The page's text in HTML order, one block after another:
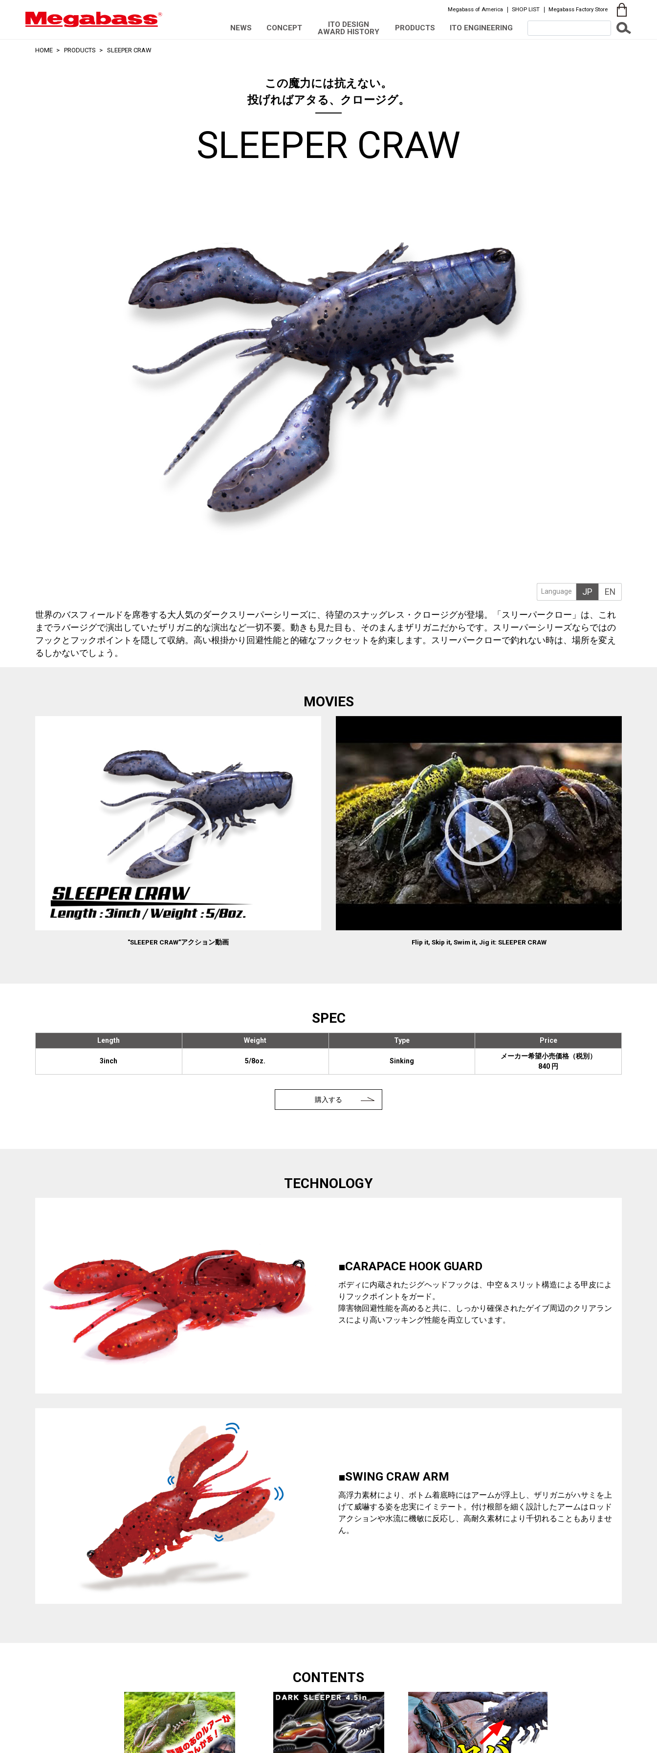
Megabass of America SHOP LIST Megabass Factory Store
NEWS CONCEPT
ITO DESIGN
AWARD HISTORY
PRODUCTS ITO ENGINEERING
HOME PRODUCTS SLEEPER CRAW
この魔力には抗えない。
投げればアタる、クロージグ。
SLEEPER CRAW
Language JP EN
世界のバスフィールドを席巻する大人気のダークスリーパーシリーズに、待望のスナッグレス・クロージグが登場。「スリーパークロー」は、これ
までラバージグで演出していたザリガニ的な演出など一切不要。動きも見た目も、そのまんまザリガニだからです。スリーパーシリーズならではの
フックとフックポイントを隠して収納。高い根掛かり回避性能と的確なフックセットを約束します。スリーパークローで釣れない時は、場所を変え
るしかないでしょう。
MOVIES
"SLEEPER CRAW"アクション動画 Flip it, Skip it, Swim it, Jig it: SLEEPER CRAW
SPEC
Length
3inch
Weight
5/8oz.
Type
Sinking
Price
メーカー希望小売価格（税別）
840 円
購入する
TECHNOLOGY
■CARAPACE HOOK GUARD
ボディに内蔵されたジグヘッドフックは、中空＆スリット構造による甲皮によ
りフックポイントをガード。
障害物回避性能を高めると共に、しっかり確保されたゲイブ周辺のクリアラン
スにより高いフッキング性能を両立しています。
■SWING CRAW ARM
高浮力素材により、ボトム着底時にはアームが浮上し、ザリガニがハサミを上
げて威嚇する姿を忠実にイミテート。付け根部を細く設計したアームはロッド
アクションや水流に機敏に反応し、高耐久素材により千切れることもありませ
ん。
CONTENTS